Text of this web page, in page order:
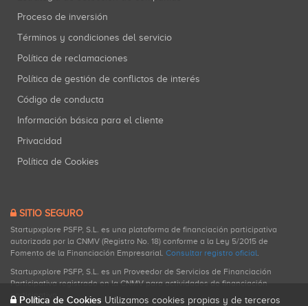
Proceso de inversión
Términos y condiciones del servicio
Política de reclamaciones
Política de gestión de conflictos de interés
Código de conducta
Información básica para el cliente
Privacidad
Política de Cookies
SITIO SEGURO
Startupxplore PSFP, S.L. es una plataforma de financiación participativa
autorizada por la CNMV (Registro No. 18) conforme a la Ley 5/2015 de
Fomento de la Financiación Empresarial. Consultar registro oficial.
Startupxplore PSFP, S.L. es un Proveedor de Servicios de Financiación
Participativa registrado en la CNMV para actividades de financiación
participativa.
Política de Cookies Utilizamos cookies propias y de terceros